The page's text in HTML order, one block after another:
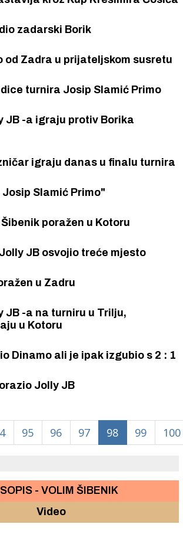
zadarski Borik
od Zadra u prijateljskom susretu
pobjedice turnira Josip Slamić Primo
-a igraju protiv Borika
igraju danas u finalu turnira
Slamić Primo"
poražen u Kotoru
JB osvojio treće mjesto
u Zadru
JB -a na turniru u Trilju,
u Kotoru
Dinamo ali je ipak izgubio s 2 : 1
Ruski Surgut porazio Jolly JB
95 96 97 98 99 100
- VOLIM ŠIBENIK
Video